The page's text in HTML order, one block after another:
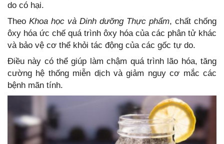
do có hại.
Theo Khoa học và Dinh dưỡng Thực phẩm, chất chống
ôxy hóa ức chế quá trình ôxy hóa của các phân tử khác
và bảo vệ cơ thể khỏi tác động của các gốc tự do.
Điều này có thể giúp làm chậm quá trình lão hóa, tăng
cường hệ thống miễn dịch và giảm nguy cơ mắc các
bệnh mãn tính.